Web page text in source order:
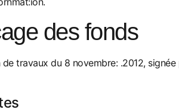
des fonds
travaux du 8 novembre: .2012,